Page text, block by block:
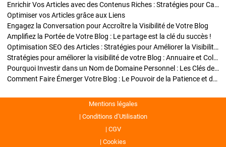
Enrichir Vos Articles avec des Contenus Riches : Stratégies pour Captiver et Optimiser
Optimiser vos Articles grâce aux Liens
Engagez la Conversation pour Accroître la Visibilité de Votre Blog
Amplifiez la Portée de Votre Blog : Le partage est la clé du succès !
Optimisation SEO des Articles : Stratégies pour Améliorer la Visibilité de Votre Blog
Stratégies pour améliorer la visibilité de votre Blog : Annuaire et Collaborations
Pourquoi Investir dans un Nom de Domaine Personnel : Les Clés de la Réussite de Votre Blog
Comment Faire Émerger Votre Blog : Le Pouvoir de la Patience et de la Persévérance
Mentions légales
Conditions d’Utilisation
CGV
Cookies